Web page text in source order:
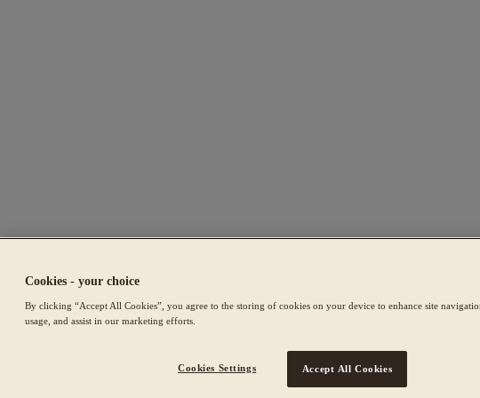
Cookies - your choice
By clicking “Accept All Cookies”, you agree to the storing of cookies on your device to enhance site
usage, and assist in our marketing efforts.
Cookies Settings Accept All Cookies